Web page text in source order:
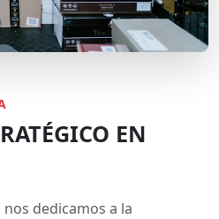
EN
nos dedicamos a la